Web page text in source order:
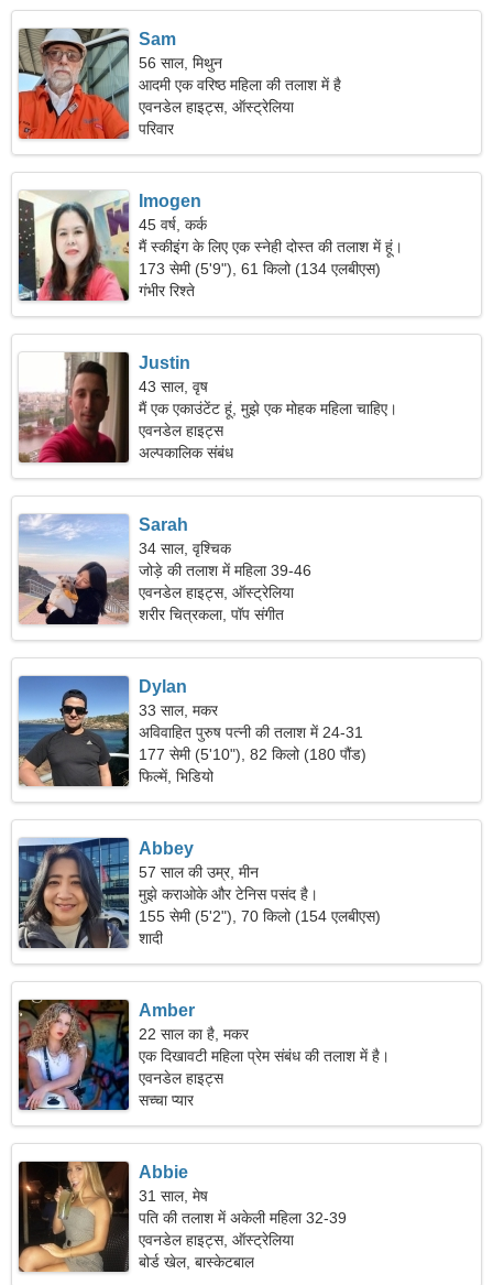
Sam
56 साल, मिथुन
आदमी एक वरिष्ठ महिला की तलाश में है
एवनडेल हाइट्स, ऑस्ट्रेलिया
परिवार
Imogen
45 वर्ष, कर्क
मैं स्कीइंग के लिए एक स्नेही दोस्त की तलाश में हूं।
173 सेमी (5'9"), 61 किलो (134 एलबीएस)
गंभीर रिश्ते
Justin
43 साल, वृष
मैं एक एकाउंटेंट हूं, मुझे एक मोहक महिला चाहिए।
एवनडेल हाइट्स
अल्पकालिक संबंध
Sarah
34 साल, वृश्चिक
जोड़े की तलाश में महिला 39-46
एवनडेल हाइट्स, ऑस्ट्रेलिया
शरीर चित्रकला, पॉप संगीत
Dylan
33 साल, मकर
अविवाहित पुरुष पत्नी की तलाश में 24-31
177 सेमी (5'10"), 82 किलो (180 पौंड)
फिल्में, भिडियो
Abbey
57 साल की उम्र, मीन
मुझे कराओके और टेनिस पसंद है।
155 सेमी (5'2"), 70 किलो (154 एलबीएस)
शादी
Amber
22 साल का है, मकर
एक दिखावटी महिला प्रेम संबंध की तलाश में है।
एवनडेल हाइट्स
सच्चा प्यार
Abbie
31 साल, मेष
पति की तलाश में अकेली महिला 32-39
एवनडेल हाइट्स, ऑस्ट्रेलिया
बोर्ड खेल, बास्केटबाल